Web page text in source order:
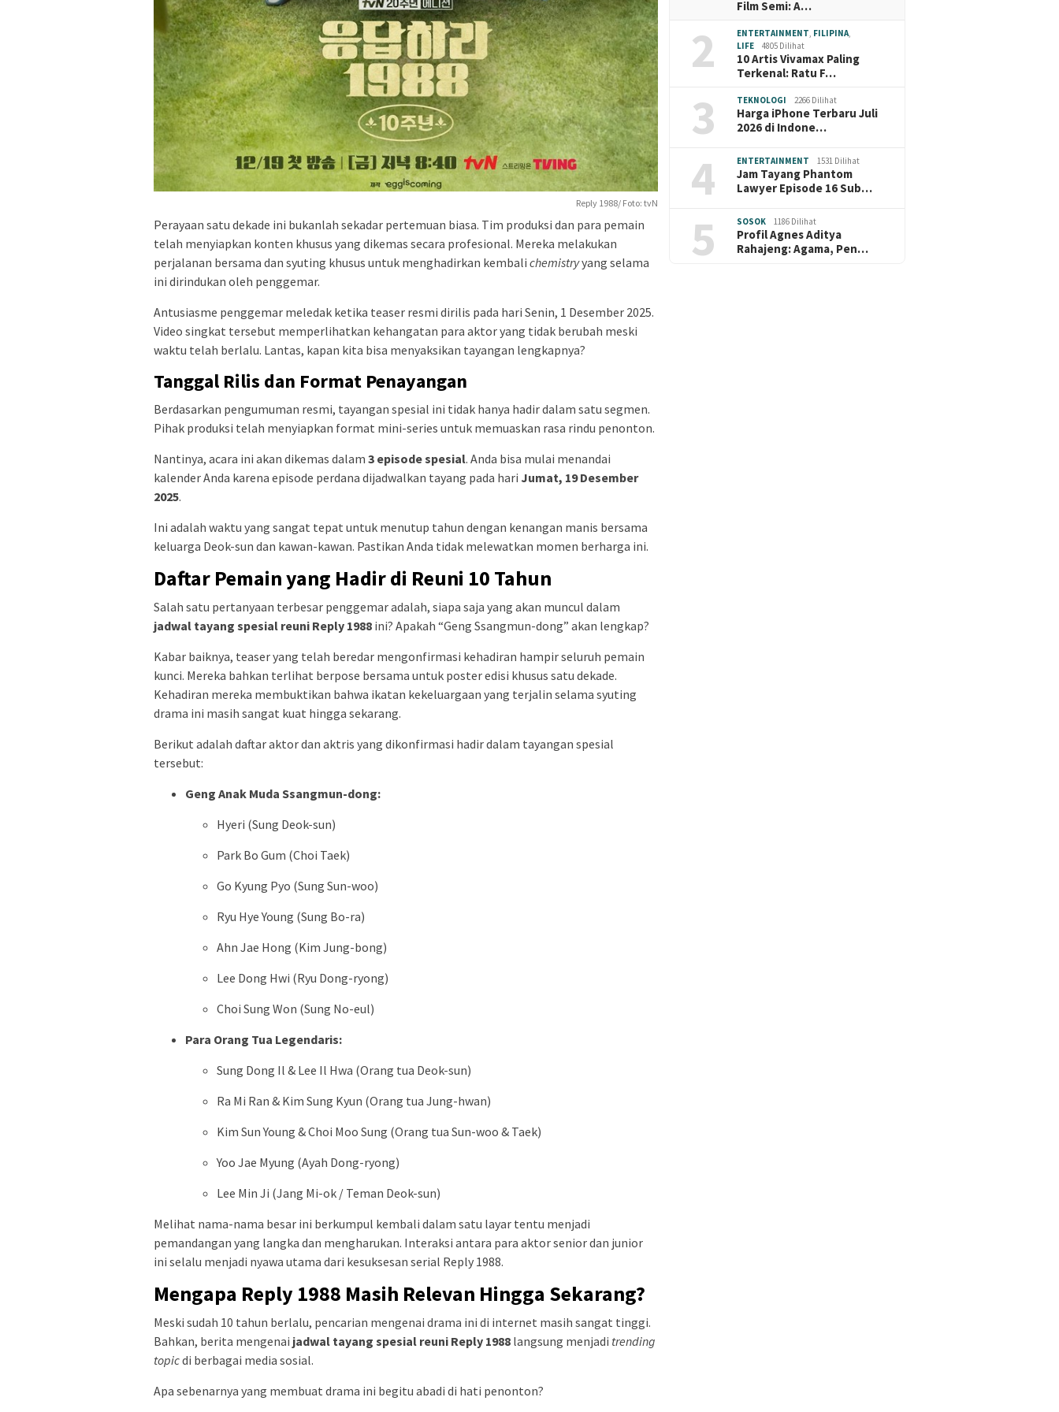
Reply 1988/ Foto: tvN
Perayaan satu dekade ini bukanlah sekadar pertemuan biasa. Tim produksi dan para pemain
telah menyiapkan konten khusus yang dikemas secara profesional. Mereka melakukan
perjalanan bersama dan syuting khusus untuk menghadirkan kembali chemistryyang selama
ini dirindukan oleh penggemar.
Antusiasme penggemar meledak ketika teaser resmi dirilis pada hari Senin, 1 Desember 2025.
Video singkat tersebut memperlihatkan kehangatan para aktor yang tidak berubah meski
waktu telah berlalu. Lantas, kapan kita bisa menyaksikan tayangan lengkapnya?
Tanggal Rilis dan Format Penayangan
Berdasarkan pengumuman resmi, tayangan spesial ini tidak hanya hadir dalam satu segmen.
Pihak produksi telah menyiapkan format mini-series untuk memuaskan rasa rindu penonton.
Nantinya, acara ini akan dikemas dalam 3 episode spesial. Anda bisa mulai menandai
kalender Anda karena episode perdana dijadwalkan tayang pada hari Jumat, 19 Desember
2025.
Ini adalah waktu yang sangat tepat untuk menutup tahun dengan kenangan manis bersama
keluarga Deok-sun dan kawan-kawan. Pastikan Anda tidak melewatkan momen berharga ini.
Daftar Pemain yang Hadir di Reuni 10 Tahun
Salah satu pertanyaan terbesar penggemar adalah, siapa saja yang akan muncul dalam
jadwal tayang spesial reuni Reply 1988 ini? Apakah “Geng Ssangmun-dong” akan lengkap?
Kabar baiknya, teaser yang telah beredar mengonfirmasi kehadiran hampir seluruh pemain
kunci. Mereka bahkan terlihat berpose bersama untuk poster edisi khusus satu dekade.
Kehadiran mereka membuktikan bahwa ikatan kekeluargaan yang terjalin selama syuting
drama ini masih sangat kuat hingga sekarang.
Berikut adalah daftar aktor dan aktris yang dikonfirmasi hadir dalam tayangan spesial
tersebut:
Geng Anak Muda Ssangmun-dong:
Hyeri (Sung Deok-sun)
Park Bo Gum (Choi Taek)
Go Kyung Pyo (Sung Sun-woo)
Ryu Hye Young (Sung Bo-ra)
Ahn Jae Hong (Kim Jung-bong)
Lee Dong Hwi (Ryu Dong-ryong)
Choi Sung Won (Sung No-eul)
Para Orang Tua Legendaris:
Sung Dong Il & Lee Il Hwa (Orang tua Deok-sun)
Ra Mi Ran & Kim Sung Kyun (Orang tua Jung-hwan)
Kim Sun Young & Choi Moo Sung (Orang tua Sun-woo & Taek)
Yoo Jae Myung (Ayah Dong-ryong)
Lee Min Ji (Jang Mi-ok / Teman Deok-sun)
Melihat nama-nama besar ini berkumpul kembali dalam satu layar tentu menjadi
pemandangan yang langka dan mengharukan. Interaksi antara para aktor senior dan junior
ini selalu menjadi nyawa utama dari kesuksesan serial Reply 1988.
Mengapa Reply 1988 Masih Relevan Hingga Sekarang?
Meski sudah 10 tahun berlalu, pencarian mengenai drama ini di internet masih sangat tinggi.
Bahkan, berita mengenai jadwal tayang spesial reuni Reply 1988 langsung menjadi trending
topicdi berbagai media sosial.
Apa sebenarnya yang membuat drama ini begitu abadi di hati penonton?
Film Semi: A…
2 ENTERTAINMENT FILIPINA
LIFE
4805 Dilihat
10 Artis Vivamax Paling
Terkenal: Ratu F…
3 TEKNOLOGI 2266 Dilihat
Harga iPhone Terbaru Juli
2026 di Indone…
4 ENTERTAINMENT 1531 Dilihat
Jam Tayang Phantom
Lawyer Episode 16 Sub…
5 SOSOK 1186 Dilihat
Profil Agnes Aditya
Rahajeng: Agama, Pen…